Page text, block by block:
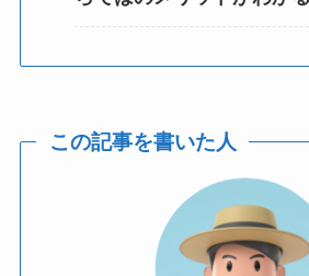
この記事を書いた人